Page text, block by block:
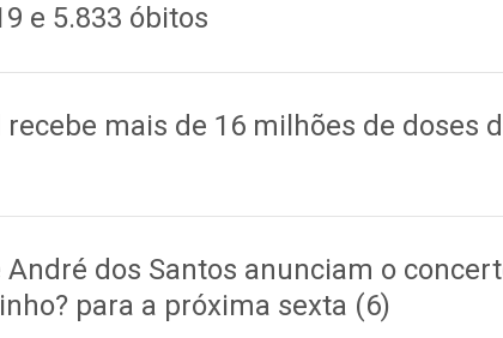
e 5.833 óbitos
recebe mais de 16 milhões de doses
André dos Santos anunciam o
para a próxima sexta (6)